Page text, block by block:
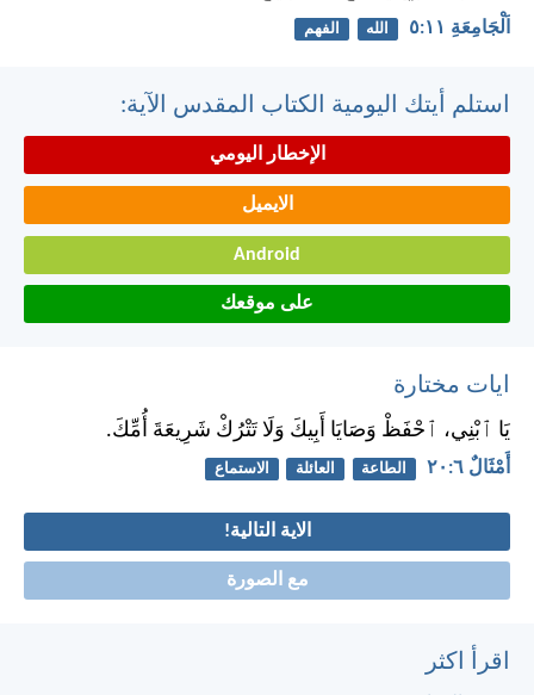
اَلْجَامِعَةِ ١١:‏٥ الله الفهم
استلم أيتك اليومية الكتاب المقدس الآية:
الإخطار اليومي
الايميل
Android
على موقعك
ايات مختارة
يَا ٱبْنِي، ٱحْفَظْ وَصَايَا أَبِيكَ وَلَا تَتْرُكْ شَرِيعَةَ أُمِّكَ.
أَمْثَالٌ ٦:‏٢٠ الطاعة العائلة الاستماع
الاية التالية!
مع الصورة
اقرأ اكثر